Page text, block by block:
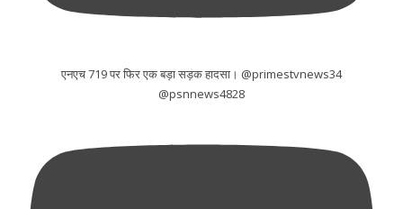
एनएच 719 पर फिर एक बड़ा सड़क हादसा। @primestvnews34
@psnnews4828